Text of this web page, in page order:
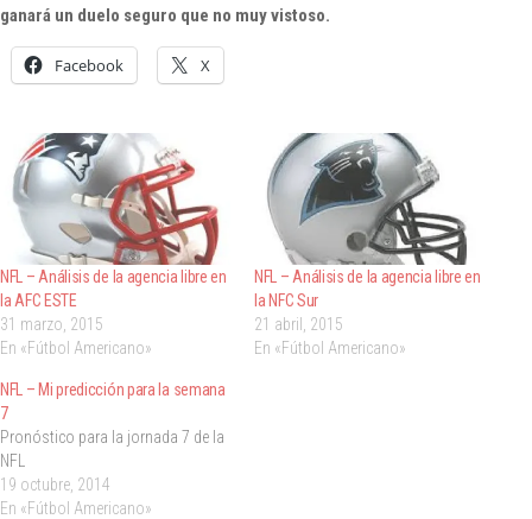
ganará un duelo seguro que no muy vistoso.
Facebook X
NFL – Análisis de la agencia libre en
la AFC ESTE
31 marzo, 2015
En «Fútbol Americano»
NFL – Análisis de la agencia libre en
la NFC Sur
21 abril, 2015
En «Fútbol Americano»
NFL – Mi predicción para la semana
7
Pronóstico para la jornada 7 de la
NFL
19 octubre, 2014
En «Fútbol Americano»